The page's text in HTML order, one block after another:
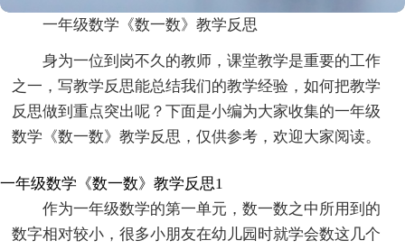
一年级数学《数一数》教学反思
身为一位到岗不久的教师，课堂教学是重要的工作
之一，写教学反思能总结我们的教学经验，如何把教学
反思做到重点突出呢？下面是小编为大家收集的一年级
数学《数一数》教学反思，仅供参考，欢迎大家阅读。
一年级数学《数一数》教学反思1
作为一年级数学的第一单元，数一数之中所用到的
数字相对较小，很多小朋友在幼儿园时就学会数这几个